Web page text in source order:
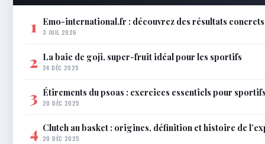
1 Emo-international.fr : découvrez des résultats
3 JUIL 2026
2 La baie de goji, super-fruit idéal pour les sportifs
24 DÉC 2025
3 Étirements du psoas : exercices essentiels pour
20 DÉC 2025
4 Clutch au basket : origines, définition et histoire de
20 DÉC 2025